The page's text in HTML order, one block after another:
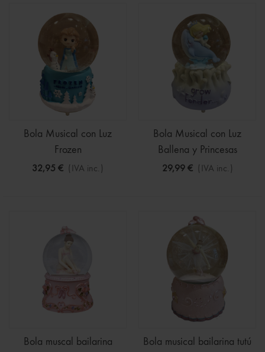
Bola Musical con Luz
Frozen
32,95 € (IVA inc.)
Bola Musical con Luz
Ballena y Princesas
29,99 € (IVA inc.)
Bola muscal bailarina
Bola musical bailarina tutú